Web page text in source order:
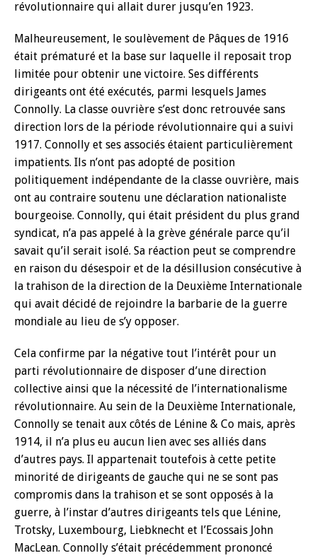
révolutionnaire qui allait durer jusqu’en 1923.
Malheureusement, le soulèvement de Pâques de 1916
était prématuré et la base sur laquelle il reposait trop
limitée pour obtenir une victoire. Ses différents
dirigeants ont été exécutés, parmi lesquels James
Connolly. La classe ouvrière s’est donc retrouvée sans
direction lors de la période révolutionnaire qui a suivi
1917. Connolly et ses associés étaient particulièrement
impatients. Ils n’ont pas adopté de position
politiquement indépendante de la classe ouvrière, mais
ont au contraire soutenu une déclaration nationaliste
bourgeoise. Connolly, qui était président du plus grand
syndicat, n’a pas appelé à la grève générale parce qu’il
savait qu’il serait isolé. Sa réaction peut se comprendre
en raison du désespoir et de la désillusion consécutive à
la trahison de la direction de la Deuxième Internationale
qui avait décidé de rejoindre la barbarie de la guerre
mondiale au lieu de s’y opposer.
Cela confirme par la négative tout l’intérêt pour un
parti révolutionnaire de disposer d’une direction
collective ainsi que la nécessité de l’internationalisme
révolutionnaire. Au sein de la Deuxième Internationale,
Connolly se tenait aux côtés de Lénine & Co mais, après
1914, il n’a plus eu aucun lien avec ses alliés dans
d’autres pays. Il appartenait toutefois à cette petite
minorité de dirigeants de gauche qui ne se sont pas
compromis dans la trahison et se sont opposés à la
guerre, à l’instar d’autres dirigeants tels que Lénine,
Trotsky, Luxembourg, Liebknecht et l’Ecossais John
MacLean. Connolly s’était précédemment prononcé